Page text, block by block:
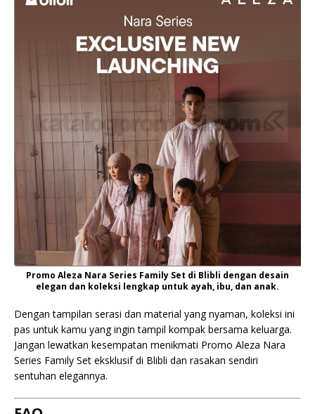
Promo Aleza Nara Series Family Set di Blibli dengan desain
elegan dan koleksi lengkap untuk ayah, ibu, dan anak.
Dengan tampilan serasi dan material yang nyaman, koleksi ini
pas untuk kamu yang ingin tampil kompak bersama keluarga.
Jangan lewatkan kesempatan menikmati Promo Aleza Nara
Series Family Set eksklusif di Blibli dan rasakan sendiri
sentuhan elegannya.